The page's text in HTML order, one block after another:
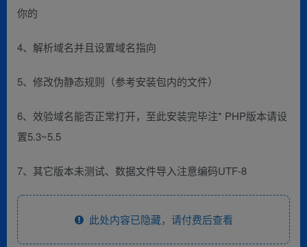
你的
4、解析域名并且设置域名指向
5、修改伪静态规则（参考安装包内的文件）
6、效验域名能否正常打开，至此安装完毕注* PHP版本请设
置5.3~5.5
7、其它版本未测试、数据文件导入注意编码UTF-8
此处内容已隐藏，请付费后查看